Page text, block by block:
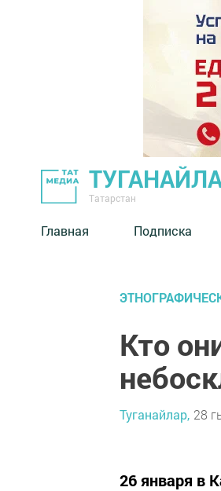
Татарстан
Главная Подписка
Кто
Туганайлар, 28
26 января в